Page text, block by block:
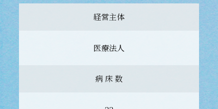
経営主体
医療法人
病 床 数